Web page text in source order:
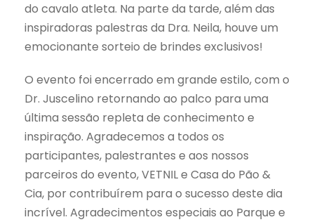
do cavalo atleta. Na parte da tarde, além das
inspiradoras palestras da Dra. Neila, houve um
emocionante sorteio de brindes exclusivos!
O evento foi encerrado em grande estilo, com o
Dr. Juscelino retornando ao palco para uma
última sessão repleta de conhecimento e
inspiração. Agradecemos a todos os
participantes, palestrantes e aos nossos
parceiros do evento, VETNIL e Casa do Pão &
Cia, por contribuírem para o sucesso deste dia
incrível. Agradecimentos especiais ao Parque e